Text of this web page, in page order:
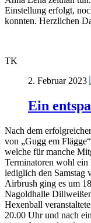
Einstellung erfolgt,
konnten. Herzlichen
TK
2. Februar 2023
Ein
Nach dem
von „Gugg em
welche für manche
Terminatoren wohl ein
lediglich den Samstag
Airbrush ging es um
Nagoldhalle
Hexenball
20.00 Uhr und nach